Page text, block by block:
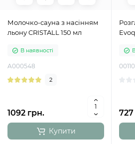
Молочко-сауна з насінням
льону CRISTALL 150 мл
В наявності
A000548
2
1092 грн.
Купити